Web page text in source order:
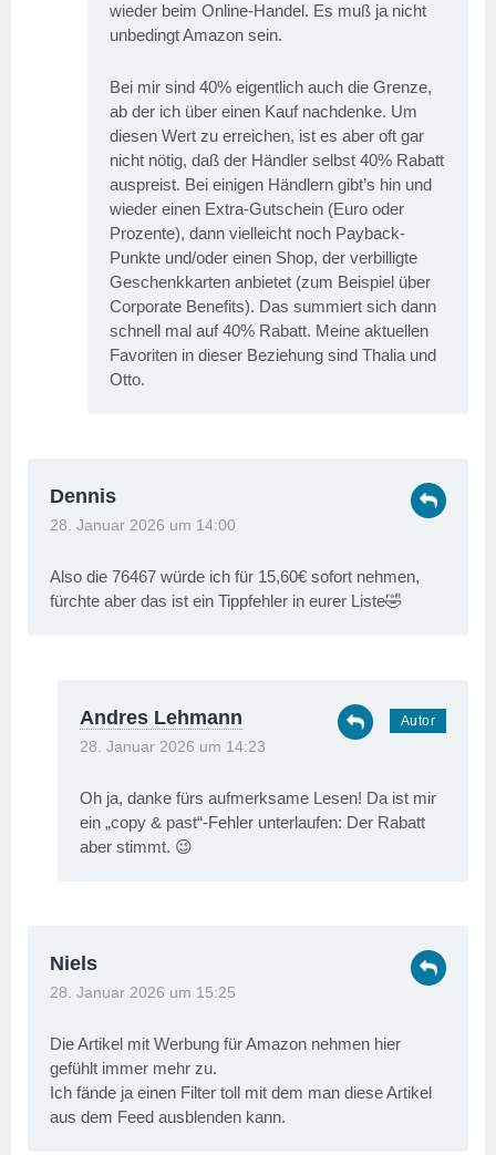
wieder beim Online-Handel. Es muß ja nicht
unbedingt Amazon sein.
Bei mir sind 40% eigentlich auch die Grenze,
ab der ich über einen Kauf nachdenke. Um
diesen Wert zu erreichen, ist es aber oft gar
nicht nötig, daß der Händler selbst 40% Rabatt
auspreist. Bei einigen Händlern gibt’s hin und
wieder einen Extra-Gutschein (Euro oder
Prozente), dann vielleicht noch Payback-
Punkte und/oder einen Shop, der verbilligte
Geschenkkarten anbietet (zum Beispiel über
Corporate Benefits). Das summiert sich dann
schnell mal auf 40% Rabatt. Meine aktuellen
Favoriten in dieser Beziehung sind Thalia und
Otto.
Dennis
28. Januar 2026 um 14:00
Also die 76467 würde ich für 15,60€ sofort nehmen,
fürchte aber das ist ein Tippfehler in eurer Liste🤣
Andres Lehmann
28. Januar 2026 um 14:23
Oh ja, danke fürs aufmerksame Lesen! Da ist mir
ein „copy & past“-Fehler unterlaufen: Der Rabatt
aber stimmt. 😉
Niels
28. Januar 2026 um 15:25
Die Artikel mit Werbung für Amazon nehmen hier
gefühlt immer mehr zu.
Ich fände ja einen Filter toll mit dem man diese Artikel
aus dem Feed ausblenden kann.